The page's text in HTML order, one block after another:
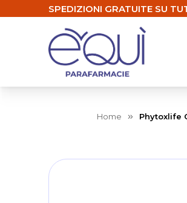
SPEDIZIONI GRATUITE SU
Home Phytoxlife
Skip
to